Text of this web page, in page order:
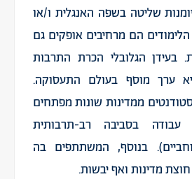
שליטה בשפה האנגלית ו/או
הם מרחיבים אופקים גם
בעידן הגלובלי הכרת התרבות
ערך מוסף בעולם התעסוקה.
ממדינות שונות מפתחים
עבודה בסביבה רב-תרבותית
בנוסף, המשתתפים בה
מדינות ואף יבשות.